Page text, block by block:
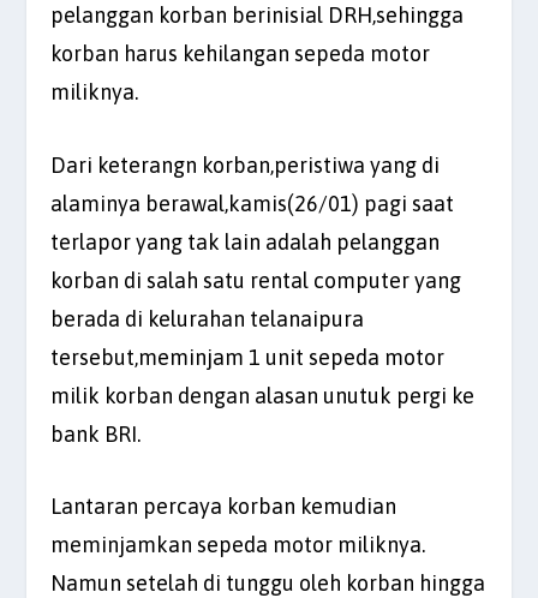
pelanggan korban berinisial DRH,sehingga
korban harus kehilangan sepeda motor
miliknya.
Dari keterangn korban,peristiwa yang di
alaminya berawal,kamis(26/01) pagi saat
terlapor yang tak lain adalah pelanggan
korban di salah satu rental computer yang
berada di kelurahan telanaipura
tersebut,meminjam 1 unit sepeda motor
milik korban dengan alasan unutuk pergi ke
bank BRI.
Lantaran percaya korban kemudian
meminjamkan sepeda motor miliknya.
Namun setelah di tunggu oleh korban hingga